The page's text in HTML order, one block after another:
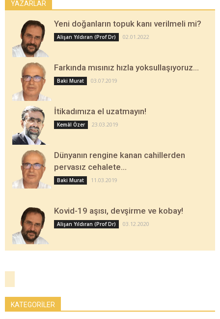
YAZARLAR
Yeni doğanların topuk kanı verilmeli mi?
Alişan Yıldıran (Prof Dr) 02.01.2022
Farkında mısınız hızla yoksullaşıyoruz…
Baki Murat 03.07.2019
İtikadımıza el uzatmayın!
Kemâl Özer 23.03.2019
Dünyanın rengine kanan cahillerden
pervasız cehalete…
Baki Murat 11.03.2019
Kovid-19 aşısı, devşirme ve kobay!
Alişan Yıldıran (Prof Dr) 03.12.2020
KATEGORİLER